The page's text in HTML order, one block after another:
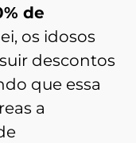
de
os idosos
descontos
que essa
a